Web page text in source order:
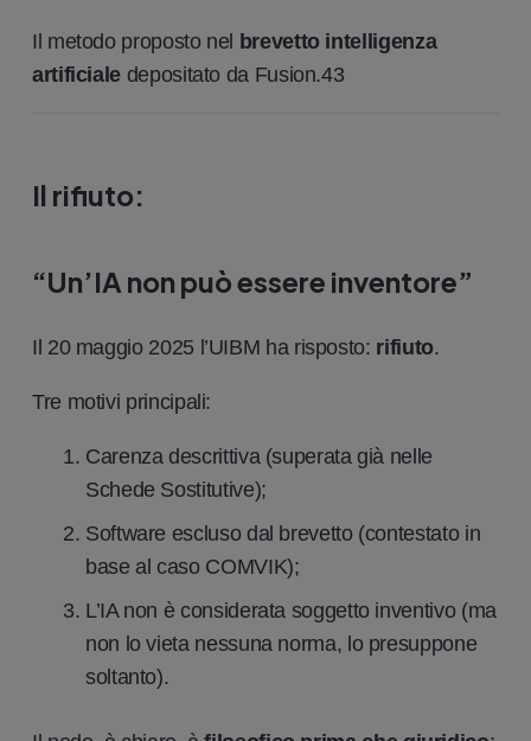
Il metodo proposto nel brevetto intelligenza
artificiale depositato da Fusion.43
Il rifiuto:
“Un’IA non può essere inventore”
Il 20 maggio 2025 l’UIBM ha risposto: rifiuto.
Tre motivi principali:
Carenza descrittiva (superata già nelle
Schede Sostitutive);
Software escluso dal brevetto (contestato in
base al caso COMVIK);
L’IA non è considerata soggetto inventivo (ma
non lo vieta nessuna norma, lo presuppone
soltanto).